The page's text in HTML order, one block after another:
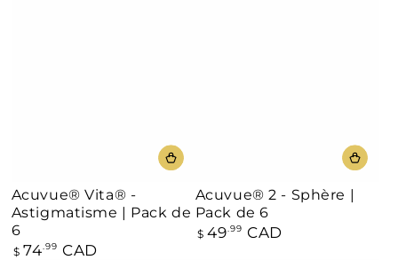
Acuvue® Vita® -
Astigmatisme | Pack de
6
Prix
$ 74.99 CAD
Acuvue® 2 - Sphère |
Pack de 6
Prix
$ 49.99 CAD